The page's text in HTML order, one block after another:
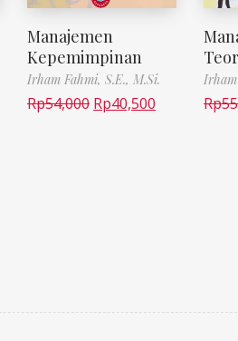
Manajemen
Kepemimpinan
Irham Fahmi, S.E., M.Si.
Rp54,000 Rp40,500
Irham
Rp